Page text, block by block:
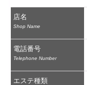
店名
Shop Name
電話番号
Telephone Number
エステ種類